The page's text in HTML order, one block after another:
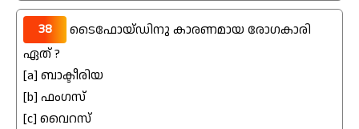
38
ടൈഫോയ്ഡിനു കാരണമായ രോഗകാരി
ഏത് ?
[a] ബാക്ടീരിയ
[b] ഫംഗസ്
[c] വൈറസ്